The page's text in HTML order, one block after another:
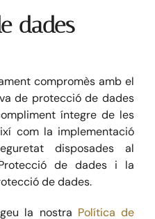
dades
compromès amb el
de protecció de dades
íntegre de les
com la implementació
disposades al
de dades i la
de dades.
la nostra Política de